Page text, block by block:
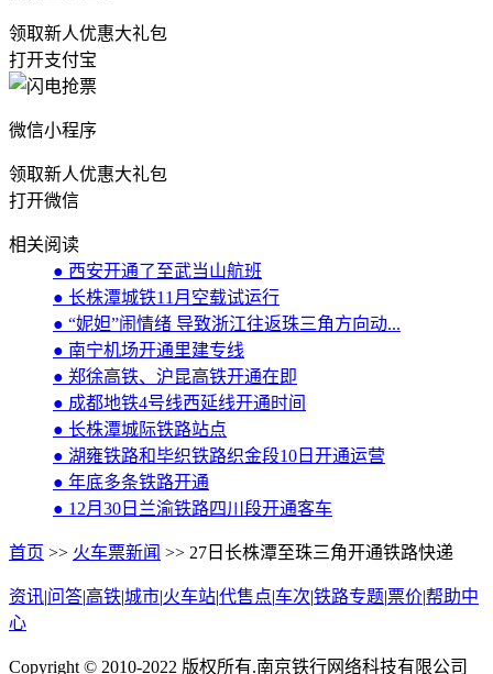
领取新人优惠大礼包
打开支付宝
微信小程序
领取新人优惠大礼包
打开微信
相关阅读
● 西安开通了至武当山航班
● 长株潭城铁11月空载试运行
● “妮妲”闹情绪 导致浙江往返珠三角方向动...
● 南宁机场开通里建专线
● 郑徐高铁、沪昆高铁开通在即
● 成都地铁4号线西延线开通时间
● 长株潭城际铁路站点
● 湖雍铁路和毕织铁路织金段10日开通运营
● 年底多条铁路开通
● 12月30日兰渝铁路四川段开通客车
首页 >> 火车票新闻 >> 27日长株潭至珠三角开通铁路快递
资讯|问答|高铁|城市|火车站|代售点|车次|铁路专题|票价|帮助中
心
Copyright © 2010-2022 版权所有.南京铁行网络科技有限公司